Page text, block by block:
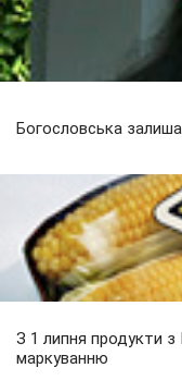
Богословська
З 1 липня продукти
маркуванню